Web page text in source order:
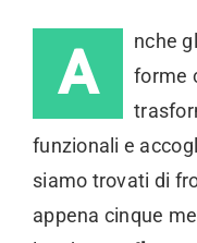
BlogA
nche
forme
funzionali e
siamo trovati di
appena cinque